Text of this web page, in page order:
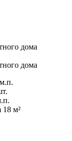
дома
дома
18 м²